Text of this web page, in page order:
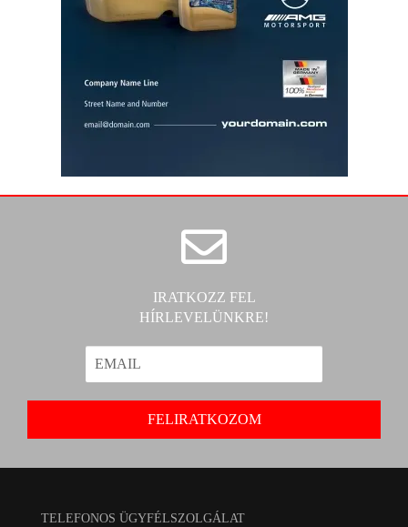
IRATKOZZ FEL
HÍRLEVELÜNKRE!
TELEFONOS ÜGYFÉLSZOLGÁLAT